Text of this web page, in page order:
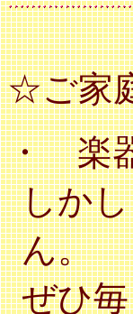
☆ご家
・ 楽
しか
ん。
ぜひ